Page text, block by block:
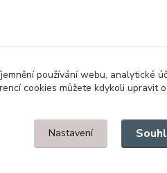
Upravit sběr cookies.
používání webu, analytické
cookies můžete kdykoli upravit
Nastavení